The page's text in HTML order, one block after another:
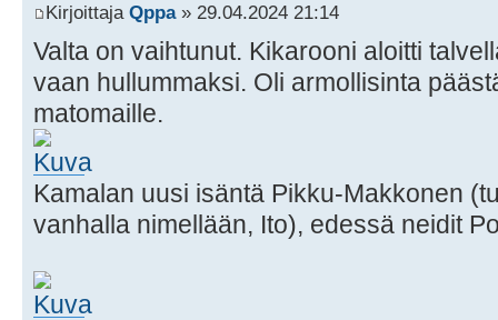
Kirjoittaja Qppa» 29.04.2024 21:14
Valta on vaihtunut. Kikarooni aloitti
vaan hullummaksi. Oli armollisinta
matomaille.
Kamalan uusi isäntä Pikku-Makkonen
vanhalla nimellään, Ito), edessä neidit